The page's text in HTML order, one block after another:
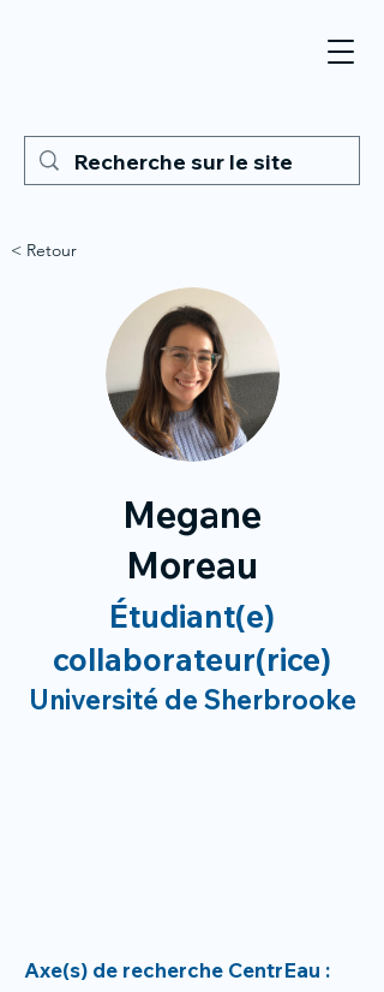
< Retour
Megane
Moreau
Étudiant(e)
collaborateur(rice)
Université de Sherbrooke
Axe(s) de recherche CentrEau :